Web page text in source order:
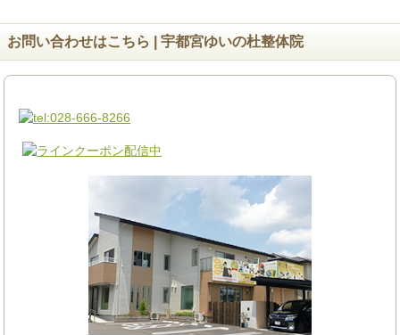
お問い合わせはこちら | 宇都宮ゆいの杜整体院